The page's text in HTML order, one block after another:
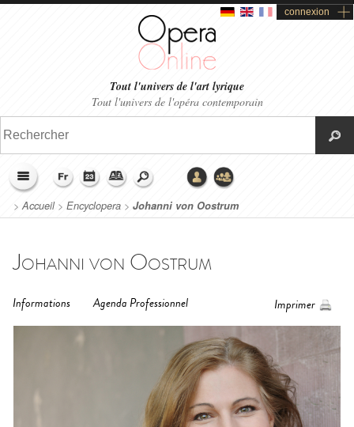
connexion
Tout l'univers de l'art lyrique
Tout l'univers de l'opéra contemporain
>Accueil> Encyclopera > Johanni von Oostrum
Johanni von Oostrum
Informations Agenda Professionnel Imprimer